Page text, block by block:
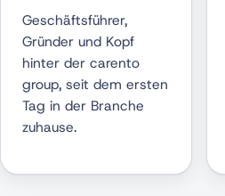
Geschäftsführer,
Gründer und Kopf
hinter der carento
group, seit dem ersten
Tag in der Branche
zuhause.